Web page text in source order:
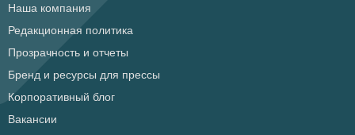
Наша компания
Редакционная политика
Прозрачность и отчеты
Бренд и ресурсы для прессы
Корпоративный блог
Вакансии